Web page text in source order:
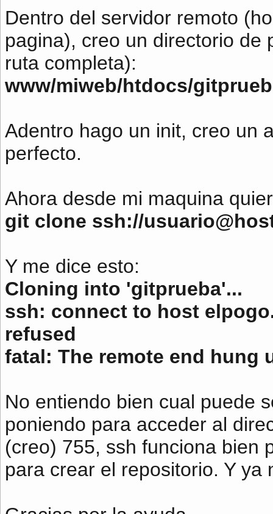
Dentro del servidor remoto
pagina), creo un directorio de
ruta completa):
www/miweb/htdocs/
Adentro hago un init, creo un
perfecto.
Ahora desde mi maquina
git clone ssh://
Y me dice esto:
Cloning into 'gitprueba'...
ssh: connect to host
refused
fatal: The remote end hung
No entiendo bien cual puede
poniendo para acceder al
(creo) 755, ssh funciona bien
para crear el repositorio. Y ya